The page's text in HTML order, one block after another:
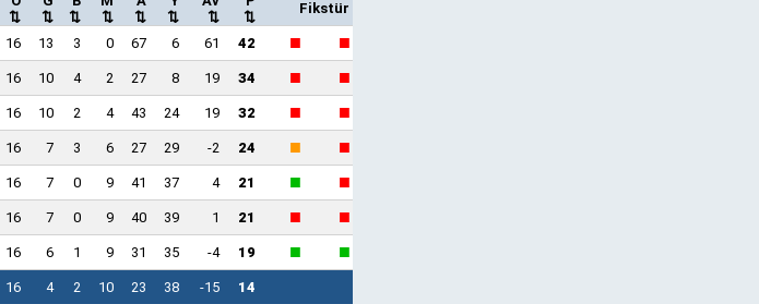
⇅
⇅
⇅
⇅
⇅
⇅
⇅
⇅
Fikstür
16 13 3 0 67 6 61 42 ■ ■
16 10 4 2 27 8 19 34 ■ ■
16 10 2 4 43 24 19 32 ■ ■
16 7 3 6 27 29 -2 24 ■ ■
16 7 0 9 41 37 4 21 ■ ■
16 7 0 9 40 39 1 21 ■ ■
16 6 1 9 31 35 -4 19 ■ ■
16 4 2 10 23 38 -15 14